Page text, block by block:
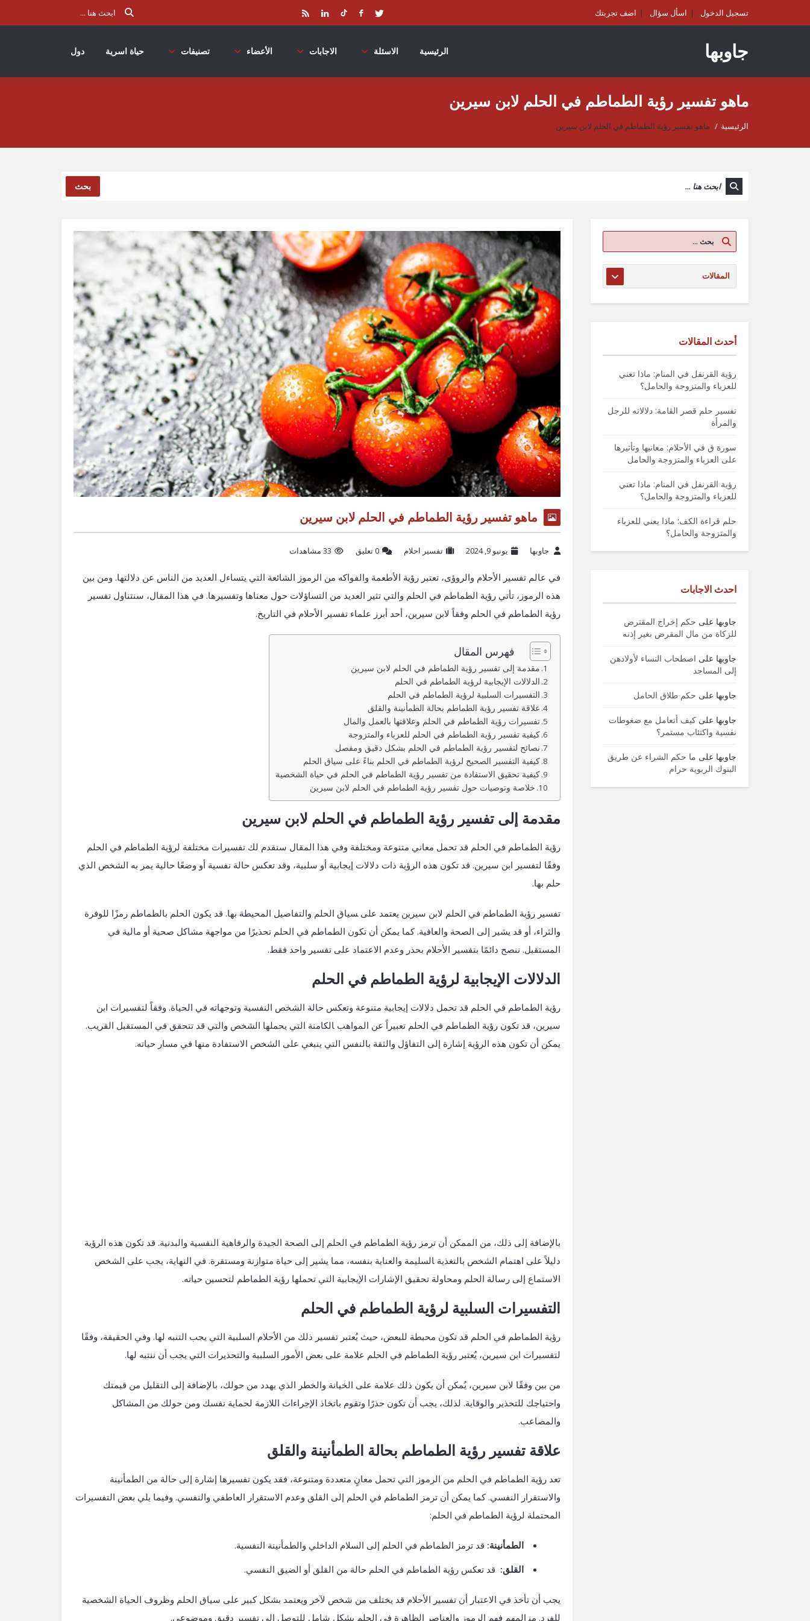
تسجيل الدخول اسأل سؤال اضف تجربتك
جاوبها الرئيسية الاسئلة الاجابات الأعضاء تصنيفات حياة اسرية دول
ماهو تفسير رؤية الطماطم في الحلم لابن سيرين
الرئيسية / ماهو تفسير رؤية الطماطم في الحلم لابن سيرين
بحث
ماهو تفسير رؤية الطماطم في الحلم لابن سيرين
جاوبها يونيو 9, 2024 تفسير احلام ‫0 تعليق 33 مشاهدات
في عالم ​تفسير الأحلام والروؤى، تعتبر رؤية الأطعمة والفواكه من‌ الرموز الشائعة التي يتساءل ‌العديد من ⁤الناس ⁢عن دلالتها. ومن بين
هذه الرموز، تأتي رؤية الطماطم في الحلم والتي تثير⁤ العديد من التساؤلات حول معناها وتفسيرها. في هذا المقال، سنتناول تفسير
رؤية الطماطم ⁤في الحلم وفقاً لابن سيرين، أحد أبرز علماء⁣ تفسير الأحلام​ في التاريخ.
فهرس المقال
مقدمة إلى تفسير رؤية الطماطم في الحلم لابن سيرين
الدلالات الإيجابية لرؤية الطماطم في الحلم
التفسيرات السلبية⁢ لرؤية ⁤الطماطم في الحلم
علاقة تفسير رؤية الطماطم بحالة الطمأنينة والقلق
تفسيرات رؤية الطماطم في الحلم وعلاقتها بالعمل ⁤والمال
كيفية تفسير رؤية الطماطم في الحلم للعزباء والمتزوجة
نصائح لتفسير رؤية الطماطم في الحلم بشكل دقيق ومفصل
كيفية ​التفسير الصحيح لرؤية الطماطم في الحلم بناءً على سياق الحلم
كيفية تحقيق الاستفادة ⁣من تفسير رؤية ​الطماطم في الحلم في حياة الشخصية
خلاصة وتوصيات حول تفسير ‌رؤية الطماطم في ‌الحلم لابن ⁤سيرين
مقدمة إلى تفسير رؤية الطماطم في الحلم لابن سيرين
رؤية الطماطم في الحلم قد تحمل معاني متنوعة ومختلفة وفي هذا المقال سنقدم لك تفسيرات مختلفة لرؤية الطماطم في الحلم
وفقًا لتفسير ابن سيرين. قد تكون هذه الرؤية ذات دلالات إيجابية أو⁣ سلبية، وقد تعكس حالة نفسية ⁣أو وضعًا حالية يمر ⁢به الشخص الذي
حلم بها.
تفسير رؤية الطماطم في الحلم لابن سيرين ⁤يعتمد على ‍سياق‌ الحلم والتفاصيل ​المحيطة بها. قد يكون الحلم بالطماطم رمزًا للوفرة
والثراء، أو​ قد يشير إلى الصحة والعافية. كما يمكن أن تكون الطماطم في الحلم تحذيرًا من مواجهة مشاكل صحية أو مالية في
المستقبل. ننصح دائمًا بتفسير الأحلام بحذر وعدم الاعتماد على تفسير واحد⁣ فقط.
الدلالات الإيجابية لرؤية الطماطم في الحلم
رؤية الطماطم في الحلم قد تحمل دلالات إيجابية متنوعة وتعكس حالة الشخص النفسية وتوجهاته في الحياة. وفقاً لتفسيرات ابن
سيرين، قد​ تكون رؤية الطماطم⁢ في الحلم تعبيراً عن⁢ المواهب ‍الكامنة ⁢التي يحملها الشخص والتي قد تتحقق في المستقبل القريب.
يمكن أن تكون هذه​ الرؤية ⁢إشارة إلى التفاؤل والثقة بالنفس التي ينبغي على الشخص الاستفادة منها في مسار حياته.
بالإضافة إلى ذلك، من الممكن أن ترمز رؤية الطماطم في الحلم إلى الصحة الجيدة والرفاهية النفسية والبدنية. قد تكون هذه الرؤية
دليلاً على اهتمام الشخص بالتغذية ‍السليمة ​والعناية بنفسه، مما يشير إلى ​حياة متوازنة ومستقرة. في النهاية، يجب على الشخص
الاستماع إلى رسالة الحلم ومحاولة تحقيق الإشارات الإيجابية التي تحملها رؤية الطماطم لتحسين حياته.
التفسيرات السلبية⁢ لرؤية ⁤الطماطم في الحلم
رؤية الطماطم في الحلم قد تكون محبطة ‌للبعض،‍ حيث ⁤يُعتبر تفسير ذلك ⁣من الأحلام السلبية التي​ يجب التنبه لها. وفي الحقيقة، وفقًا
لتفسيرات ابن سيرين، يُعتبر رؤية الطماطم في الحلم علامة​ على بعض الأمور السلبية والتحذيرات ​التي يجب أن ننتبه لها.
من ⁣بين وفقًا لابن سيرين، يُمكن أن يكون ذلك علامة على⁤ الخيانة والخطر الذي يهدد من حولك، بالإضافة إلى التقليل ​من قيمتك
واحتياجك للتحذير والوقاية. لذلك، يجب أن تكون حذرًا وتقوم باتخاذ الإجراءات اللازمة لحماية نفسك ومن حولك من المشاكل
والمصاعب.
علاقة تفسير رؤية الطماطم بحالة الطمأنينة والقلق
تعد رؤية الطماطم في الحلم من الرموز التي تحمل معانٍ متعددة ومتنوعة، فقد يكون تفسيرها إشارة إلى حالة ⁣من الطمأنينة
والاستقرار النفسي. كما يمكن​ أن ترمز الطماطم في الحلم ⁣إلى القلق وعدم الاستقرار العاطفي والنفسي. وفيما يلي ⁤بعض التفسيرات
المحتملة لرؤية الطماطم في الحلم:
الطمأنينة: قد⁤ ترمز الطماطم في الحلم إلى السلام الداخلي والطمأنينة النفسية.
القلق: ⁢ قد تعكس رؤية الطماطم في الحلم حالة من القلق أو الضيق النفسي.
يجب أن تأخذ في الاعتبار أن تفسير الأحلام قد يختلف من شخص لآخر ويعتمد بشكل ​كبير على سياق الحلم وظروف الحياة الشخصية
للفرد. ⁤من‍ المهم فهم الرموز والعناصر ​الظاهرة ⁣في الحلم بشكل شامل للتوصل إلى تفسير دقيق وموضوعي.
أحدث المقالات
رؤية القرنفل في المنام: ماذا تعني
للعزباء والمتزوجة والحامل؟
تفسير حلم قصر القامة: دلالاته للرجل
والمرأة
سورة ق في الأحلام: معانيها وتأثيرها
على العزباء والمتزوجة والحامل
رؤية القرنفل في المنام: ماذا تعني
للعزباء والمتزوجة والحامل؟
حلم قراءة الكف: ماذا يعني للعزباء
والمتزوجة والحامل؟
احدث الاجابات
جاوبها على حكم إخراج المقترض
للزكاة من مال المقرض بغير إذنه
جاوبها على اصطحاب النساء لأولادهن
إلى المساجد
جاوبها على حكم طلاق الحامل
جاوبها على كيف أتعامل مع ضغوطات
نفسية واكتئاب مستمر؟
جاوبها على ما حكم الشراء عن طريق
البنوك الربوية حرام